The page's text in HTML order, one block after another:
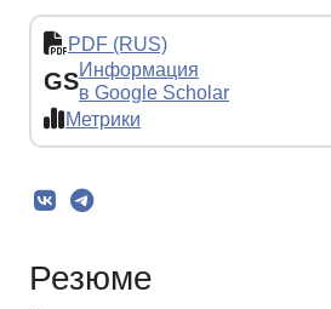
PDF (RUS)
GSИнформация
в Google Scholar
Метрики
Резюме